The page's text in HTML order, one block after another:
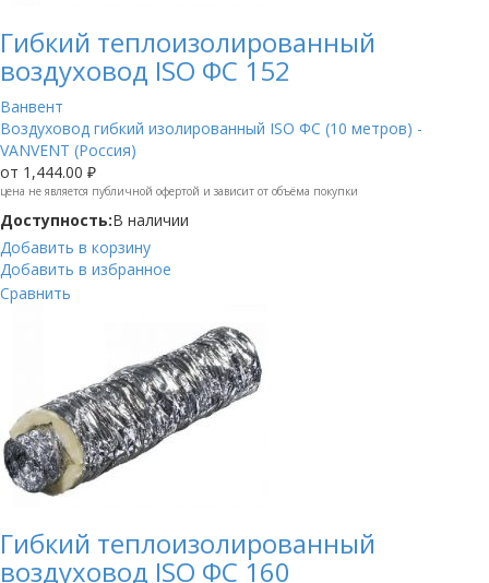
Гибкий теплоизолированный
воздуховод ISO ФС 152
Ванвент
Воздуховод гибкий изолированный ISO ФС (10 метров) -
VANVENT (Россия)
от 1,444.00 ₽
цена не является публичной офертой и зависит от объёма покупки
Доступность:В наличии
Добавить в корзину
Добавить в избранное
Сравнить
Гибкий теплоизолированный
воздуховод ISO ФС 160